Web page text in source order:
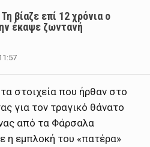
βίαζε επί 12 χρόνια ο
έκαψε ζωντανή
τα στοιχεία που ήρθαν στο
για τον τραγικό θάνατο
από τα Φάρσαλα
η εμπλοκή του «πατέρα»